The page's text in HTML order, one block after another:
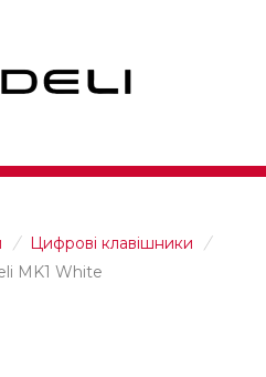
/ Цифрові клавішники
/
MK1 White